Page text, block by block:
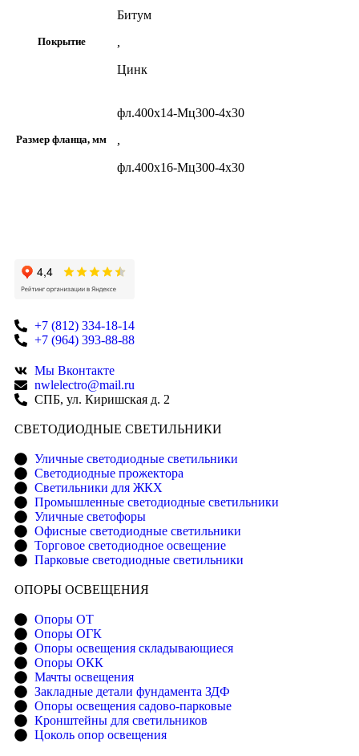
Покрытие
Битум
,
Цинк
Размер фланца, мм
фл.400х14-Мц300-4х30
,
фл.400х16-Мц300-4х30
+7 (812) 334-18-14
+7 (964) 393-88-88
Мы Вконтакте
nwlelectro@mail.ru
СПБ, ул. Киришская д. 2
CВЕТОДИОДНЫЕ СВЕТИЛЬНИКИ
Уличные светодиодные светильники
Светодиодные прожектора
Светильники для ЖКХ
Промышленные светодиодные светильники
Уличные светофоры
Офисные светодиодные светильники
Торговое светодиодное освещение
Парковые светодиодные светильники
ОПОРЫ ОСВЕЩЕНИЯ
Опоры ОТ
Опоры ОГК
Опоры освещения складывающиеся
Опоры ОКК
Мачты освещения
Закладные детали фундамента ЗДФ
Опоры освещения садово-парковые
Кронштейны для светильников
Цоколь опор освещения